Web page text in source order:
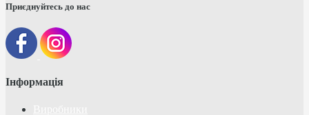
Приєднуйтесь до нас
Інформація